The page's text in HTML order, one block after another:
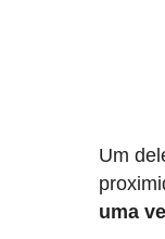
Um
uma